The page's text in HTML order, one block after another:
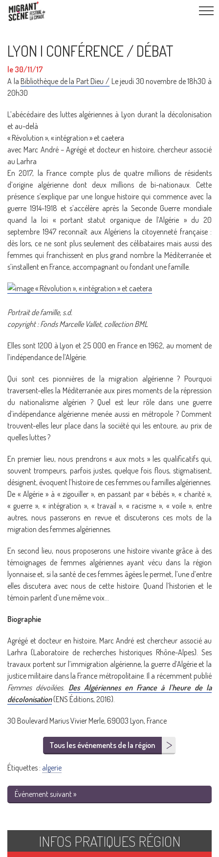
LYON I CONFÉRENCE / DÉBAT
le 30/11/17
A la Bibliothèque de la Part Dieu / Le jeudi 30 novembre de 18h30 à
20h30
L’abécédaire des luttes algériennes à Lyon durant la décolonisation
et au-delà
« Révolution », « intégration » et caetera
avec Marc André–Agrégé et docteur en histoire, chercheur associé
au Larhra
En 2017, la France compte plus de quatre millions de résidents
d’origine algérienne dont deux millions de bi-nationaux. Cette
présence s’explique par une longue histoire qui commence avec la
guerre 1914-1918 et s’accélère après la Seconde Guerre mondiale
quand la loi « portant statut organique de l’Algérie » du 20
septembre 1947 reconnaît aux Algériens la citoyenneté française :
dès lors, ce ne sont plus seulement des célibataires mais aussi des
femmes qui franchissent en plus grand nombre la Méditerranée et
s’installent en France, accompagnant ou fondant une famille.
Portrait de famille, s.d.
copyright : Fonds Marcelle Vallet, collection BML
Elles sont 1200 à Lyon et 25 000 en France en 1962, au moment de
l’indépendance de l’Algérie.
Qui sont ces pionnières de la migration algérienne ? Pourquoi
traversent-elles la Méditerranée aux pires moments de la répression
du nationalisme algérien ? Quel est leur rôle dans une guerre
d’indépendance algérienne menée aussi en métropole ? Comment
trouvent-elles leur place dans la société qui les entoure, au prix de
quelles luttes ?
En premier lieu, nous prendrons « aux mots » les qualificatifs qui,
souvent trompeurs, parfois justes, quelque fois flous, stigmatisent,
désignent, évoquent l’histoire de ces femmes ou familles algériennes.
De « Algérie » à « zigouiller », en passant par « bébés », « charité »,
« guerre », « intégration », « travail », « racisme », « voile », entre
autres, nous passerons en revue et discuterons ces mots de la
migration des femmes algériennes.
En second lieu, nous proposerons une histoire vivante grâce à des
témoignages de femmes algériennes ayant vécu dans la région
lyonnaise et, si la santé de ces femmes âgées le permet, l’une d’entre
elles discutera avec nous de cette histoire. Quand l’historien et le
témoin parlent d’une même voix…
Biographie
Agrégé et docteur en histoire, Marc André est chercheur associé au
Larhra (Laboratoire de recherches historiques Rhône-Alpes). Ses
travaux portent sur l’immigration algérienne, la guerre d’Algérie et la
justice militaire dans la France métropolitaine. Il a récemment publié
Femmes dévoilées. Des Algériennes en France à l’heure de la
décolonisation(ENS Éditions, 2016).
30 Boulevard Marius Vivier Merle, 69003 Lyon, France
Tous les événements de la région
Étiquettes : algerie
Événement suivant »
INFOS PRATIQUES RÉGION